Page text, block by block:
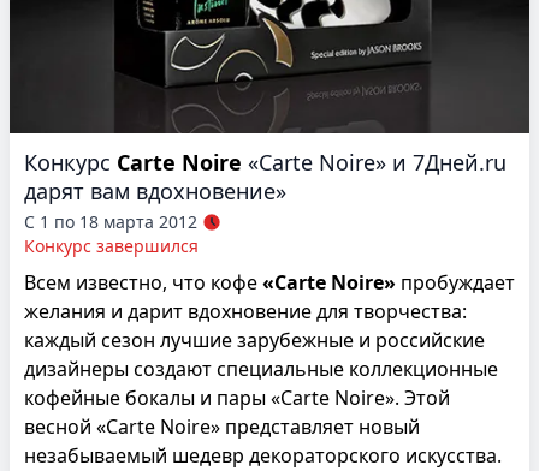
Конкурс Carte Noire «Carte Noire» и 7Дней.ru
дарят вам вдохновение»
С 1 по 18 марта 2012
Конкурс завершился
Всем известно, что кофе«Carte Noire» пробуждает
желания и дарит вдохновение для творчества:
каждый сезон лучшие зарубежные и российские
дизайнеры создают специальные коллекционные
кофейные бокалы и пары «Carte Noire». Этой
весной «Carte Noire» представляет новый
незабываемый шедевр декораторского искусства.